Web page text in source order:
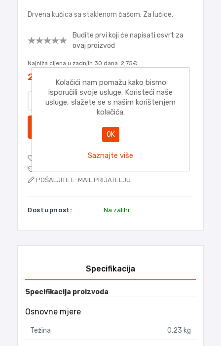
Drvena kučica sa staklenom čašom. Za lučice.
Budite prvi koji će napisati osvrt za
ovaj proizvod
Najniža cijena u zadnjih 30 dana: 2,75€
2,75€
DODAJTE NA POPIS ŽELJA
POŠALJITE E-MAIL PRIJATELJU
Dostupnost: Na zalihi
Specifikacija
Specifikacija proizvoda
Osnovne mjere
Težina 0,23 kg
Kolačići nam pomažu kako bismo
isporučili svoje usluge. Koristeći naše
usluge, slažete se s našim korištenjem
kolačića.
OK
Saznajte više